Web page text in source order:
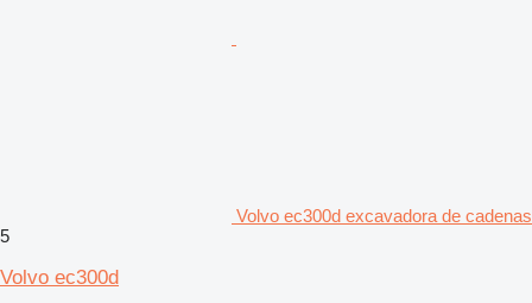
Volvo ec300d excavadora de cadenas
5
Volvo ec300d